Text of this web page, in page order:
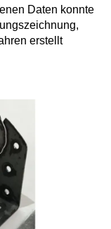
Daten konnte
erstellt